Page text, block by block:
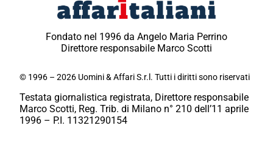
Fondato nel 1996 da Angelo Maria Perrino
Direttore responsabile Marco Scotti
© 1996 – 2026 Uomini & Affari S.r.l. Tutti i diritti sono riservati
Testata giornalistica registrata, Direttore responsabile
Marco Scotti, Reg. Trib. di Milano n° 210 dell’11 aprile
1996 – P.I. 11321290154